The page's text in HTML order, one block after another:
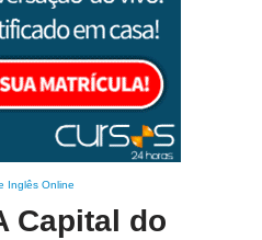
Inglês Online
Capital do